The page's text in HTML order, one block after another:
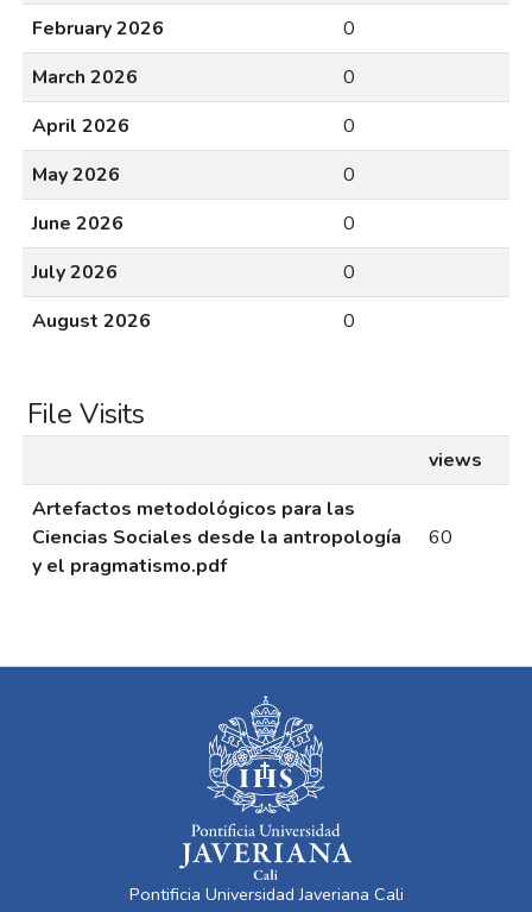
February 2026
0
March 2026
0
April 2026
0
May 2026
0
June 2026
0
July 2026
0
August 2026
0
File Visits
views
Artefactos metodológicos para las
Ciencias Sociales desde la antropología
y el pragmatismo.pdf
60
Pontificia Universidad Javeriana Cali